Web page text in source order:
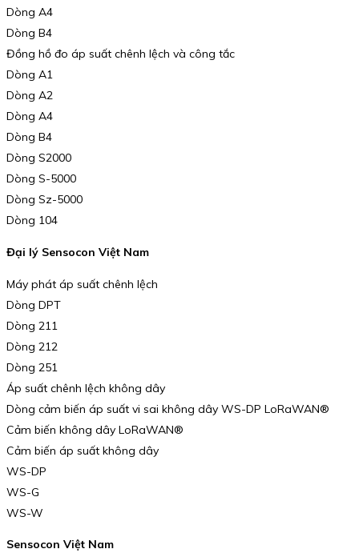
Dòng A4
Dòng B4
Đồng hồ đo áp suất chênh lệch và công tắc
Dòng A1
Dòng A2
Dòng A4
Dòng B4
Dòng S2000
Dòng S-5000
Dòng Sz-5000
Dòng 104
Đại lý Sensocon Việt Nam
Máy phát áp suất chênh lệch
Dòng DPT
Dòng 211
Dòng 212
Dòng 251
Áp suất chênh lệch không dây
Dòng cảm biến áp suất vi sai không dây WS-DP LoRaWAN®
Cảm biến không dây LoRaWAN®
Cảm biến áp suất không dây
WS-DP
WS-G
WS-W
Sensocon Việt Nam